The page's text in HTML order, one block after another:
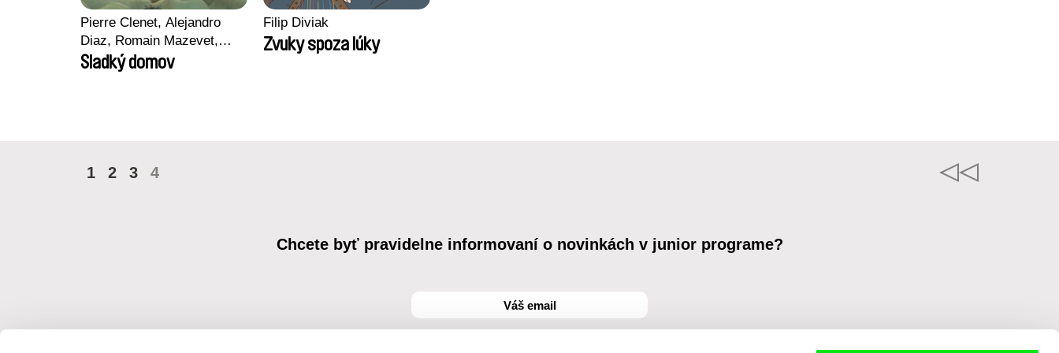
Pierre Clenet, Alejandro
Diaz, Romain Mazevet,
Stéphane Paccolat
Sladký domov
Filip Diviak
Zvuky spoza lúky
1 2 3 4
Chcete byť pravidelne informovaní o novinkách v junior programe?